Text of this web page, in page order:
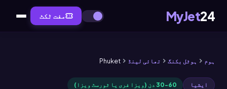
MyJet24 مفت ٹکٹ
ہوم ہوٹل بکنگ تھائی لینڈ Phuket
ایشیا 30-60 دن (ویزا فری یا ٹورسٹ ویزا)